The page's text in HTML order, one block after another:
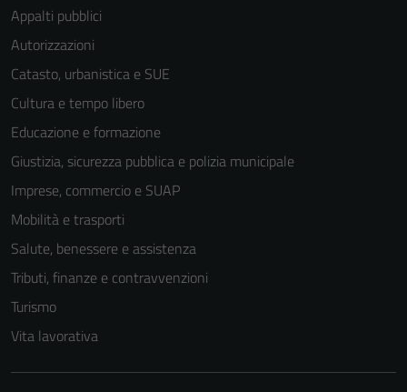
Appalti pubblici
Autorizzazioni
Catasto, urbanistica e SUE
Cultura e tempo libero
Educazione e formazione
Giustizia, sicurezza pubblica e polizia municipale
Imprese, commercio e SUAP
Mobilità e trasporti
Salute, benessere e assistenza
Tributi, finanze e contravvenzioni
Turismo
Vita lavorativa